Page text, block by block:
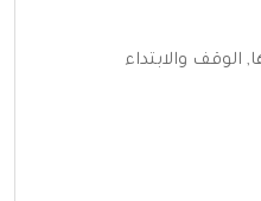
, الوقف والابتداء